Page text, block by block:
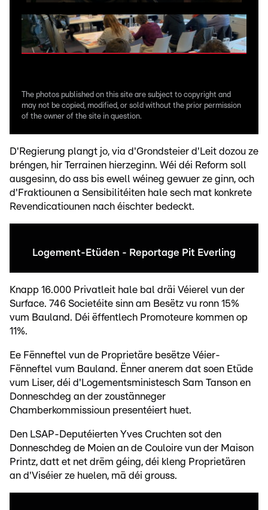
The photos published on this site are subject to copyright and
may not be copied, modified, or sold without the prior permission
of the owner of the site in question.
D'Regierung plangt jo, via d'Grondsteier d'Leit dozou ze
bréngen, hir Terrainen hierzeginn. Wéi déi Reform soll
ausgesinn, do ass bis ewell wéineg gewuer ze ginn, och
d'Fraktiounen a Sensibilitéiten hale sech mat konkrete
Revendicatiounen nach éischter bedeckt.
Logement-Etüden - Reportage Pit Everling
Knapp 16.000 Privatleit hale bal dräi Véierel vun der
Surface. 746 Societéite sinn am Besëtz vu ronn 15%
vum Bauland. Déi ëffentlech Promoteure kommen op
11%.
Ee Fënneftel vun de Proprietäre besëtze Véier-
Fënneftel vum Bauland. Ënner anerem dat soen Etüde
vum Liser, déi d'Logementsministesch Sam Tanson en
Donneschdeg an der zoustänneger
Chamberkommissioun presentéiert huet.
Den LSAP-Deputéierten Yves Cruchten sot den
Donneschdeg de Moien an de Couloire vun der Maison
Printz, datt et net drëm géing, déi kleng Proprietären
an d'Viséier ze huelen, mä déi grouss.